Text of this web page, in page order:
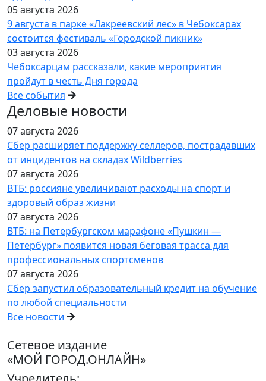
05 августа 2026
9 августа в парке «Лакреевский лес» в Чебоксарах
состоится фестиваль «Городской пикник»
03 августа 2026
Чебоксарцам рассказали, какие мероприятия
пройдут в честь Дня города
Все события
Деловые новости
07 августа 2026
Сбер расширяет поддержку селлеров, пострадавших
от инцидентов на складах Wildberries
07 августа 2026
ВТБ: россияне увеличивают расходы на спорт и
здоровый образ жизни
07 августа 2026
ВТБ: на Петербургском марафоне «Пушкин —
Петербург» появится новая беговая трасса для
профессиональных спортсменов
07 августа 2026
Сбер запустил образовательный кредит на обучение
по любой специальности
Все новости
Сетевое издание
«МОЙ ГОРОД.ОНЛАЙН»